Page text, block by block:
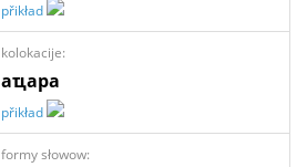
přikład
kolokacije:
аҵара
přikład
formy słowow: